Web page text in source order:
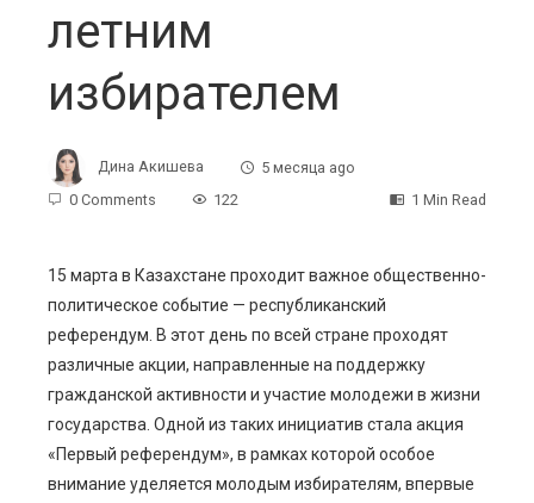
летним
избирателем
Дина Акишева
5 месяца ago
0 Comments
122 1 Min Read
15 марта в Казахстане проходит важное общественно-
политическое событие — республиканский
референдум. В этот день по всей стране проходят
различные акции, направленные на поддержку
гражданской активности и участие молодежи в жизни
государства. Одной из таких инициатив стала акция
«Первый референдум», в рамках которой особое
внимание уделяется молодым избирателям, впервые